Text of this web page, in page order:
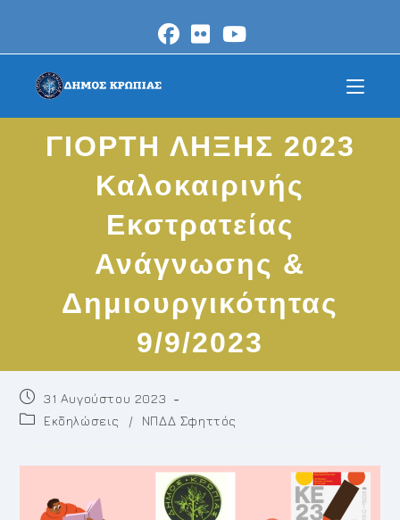
content
ΓΙΟΡΤΗ ΛΗΞΗΣ 2023
Καλοκαιρινής
Εκστρατείας
Ανάγνωσης &
Δημιουργικότητας
9/9/2023
Post
published:
31 Αυγούστου 2023
PostΕκδηλώσεις / ΝΠΔΔ Σφηττός